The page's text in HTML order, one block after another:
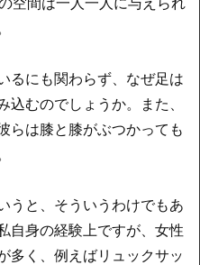
るにも関わらず、なぜ足は
むのでしょうか。また、
らは膝と膝がぶつかっても
うと、そういうわけでもあ
自身の経験上ですが、女性
多く、例えばリュックサッ